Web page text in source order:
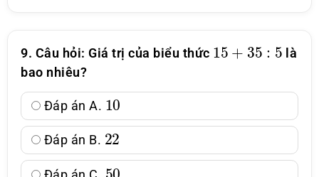
9. Câu hỏi: Giá trị của biểu thức
15 35:
là
bao nhiêu?
Đáp án A.
10
Đáp án B.
22
50